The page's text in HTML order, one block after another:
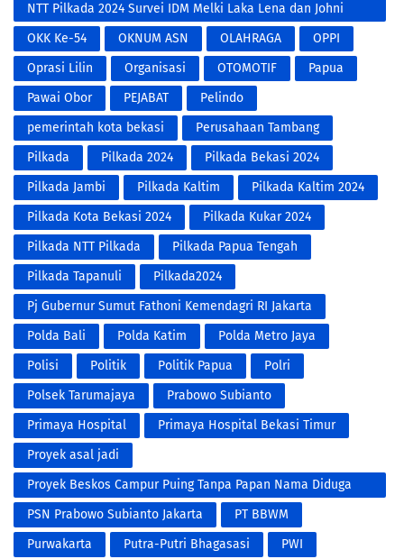
NTT Pilkada 2024 Survei IDM Melki Laka Lena dan Johni
Asodoma
OKK Ke-54 OKNUM ASN OLAHRAGA
OPPI
Oprasi Lilin
Organisasi OTOMOTIF
Papua
Pawai Obor
PEJABAT
Pelindo
pemerintah kota bekasi
Perusahaan Tambang
Pilkada
Pilkada 2024
Pilkada Bekasi 2024
Pilkada Jambi
Pilkada Kaltim
Pilkada Kaltim 2024
Pilkada Kota Bekasi 2024
Pilkada Kukar 2024
Pilkada NTT Pilkada
Pilkada Papua Tengah
Pilkada Tapanuli
Pilkada2024
Pj Gubernur Sumut Fathoni Kemendagri RI Jakarta
Polda Bali
Polda Katim
Polda Metro Jaya
Polisi
Politik Politik Papua
Polri
Polsek Tarumajaya
Prabowo Subianto
Primaya Hospital
Primaya Hospital Bekasi Timur
Proyek asal jadi
Proyek Beskos Campur Puing Tanpa Papan Nama Diduga
Proyek Siluman Tidak Transparan
PSN Prabowo Subianto Jakarta
PT BBWM
Purwakarta
Putra-Putri Bhagasasi PWI